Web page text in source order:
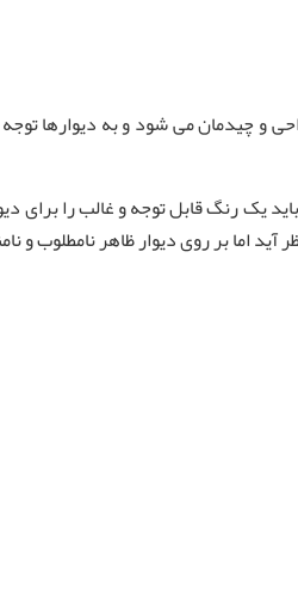
و چیدمان می ‌شود و به دیوارها
رنگ قابل توجه و غالب را برای
اما بر روی دیوار ظاهر نامطلوب و